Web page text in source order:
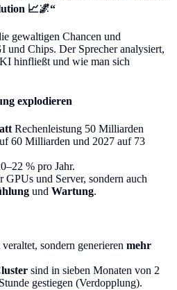
📈🌌“
gewaltigen Chancen und
und Chips. Der Sprecher analysiert,
hinfließt und wie man sich
explodieren
Rechenleistung 50 Milliarden
60 Milliarden und 2027 auf 73
% pro Jahr.
GPUs und Server, sondern auch
und Wartung.
sondern generieren mehr
sind in sieben Monaten von 2
gestiegen (Verdopplung).